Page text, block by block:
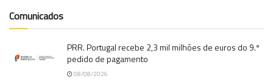
Comunicados
PRR. Portugal recebe 2,3 mil milhões de euros do 9.º
pedido de pagamento
08/08/2026